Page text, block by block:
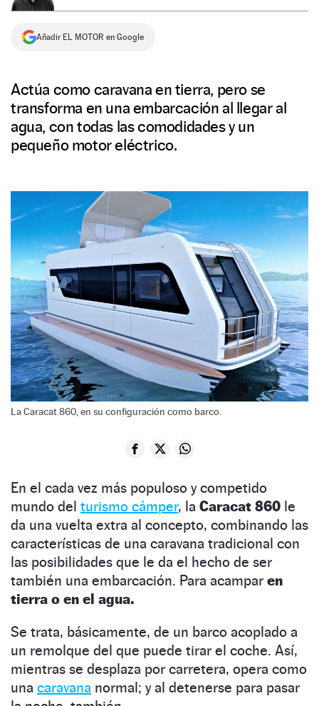
Añadir EL MOTOR en Google
Actúa como caravana en tierra, pero se
transforma en una embarcación al llegar al
agua, con todas las comodidades y un
pequeño motor eléctrico.
La Caracat 860, en su configuración como barco.
En el cada vez más populoso y competido
mundo del turismo cámper, la Caracat 860 le
da una vuelta extra al concepto, combinando las
características de una caravana tradicional con
las posibilidades que le da el hecho de ser
también una embarcación. Para acampar en
tierra o en el agua.
Se trata, básicamente, de un barco acoplado a
un remolque del que puede tirar el coche. Así,
mientras se desplaza por carretera, opera como
una caravana normal; y al detenerse para pasar